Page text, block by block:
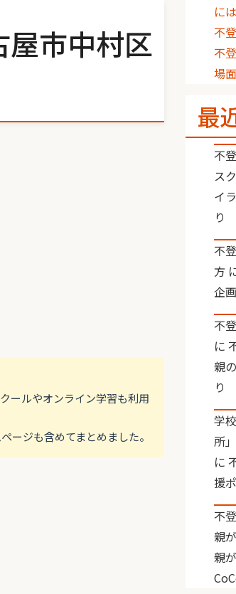
市中村区
ールやオンライン学習も利用
ージも含めてまとめました。
には
不
不
場
最
不
ス
イ
り
不
方
企
不
に
親
り
学
所
に
援
不
親
親